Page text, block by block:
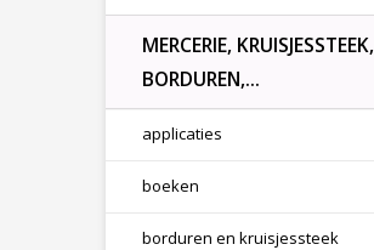
MERCERIE, KRUISJESSTEEK,
BORDUREN,...
applicaties
boeken
borduren en kruisjessteek